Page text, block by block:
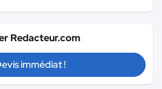
Redacteur.com
immédiat !